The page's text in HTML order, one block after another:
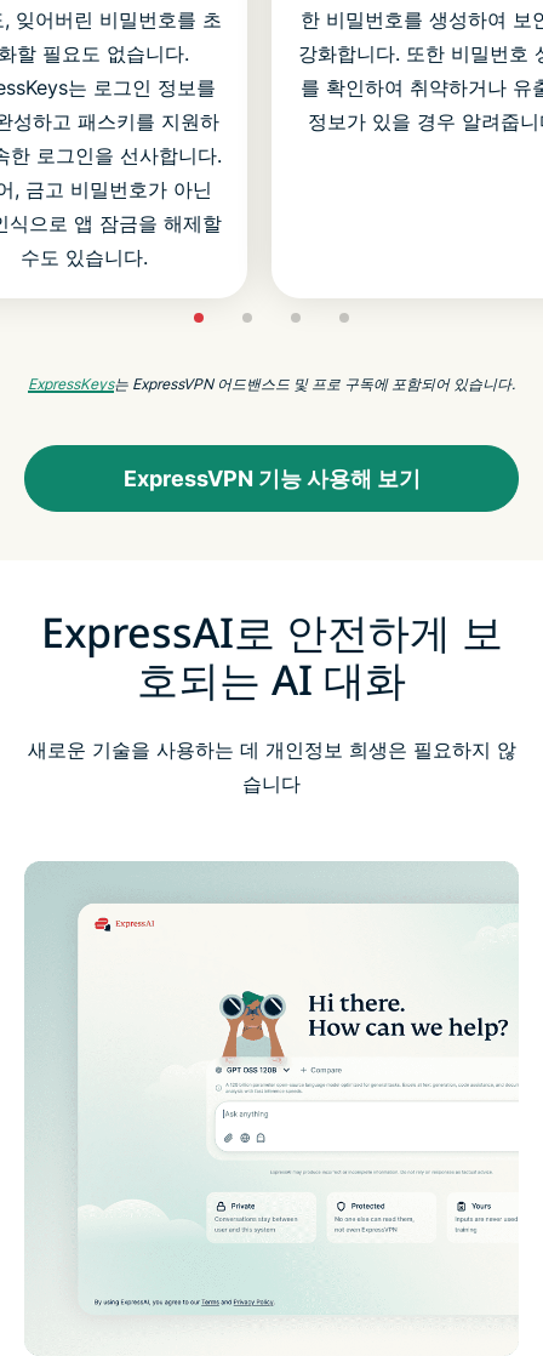
잊어버린 비밀번호를 초
할 필요도 없습니다.
는 로그인 정보를
성하고 패스키를 지원하
한 로그인을 선사합니다.
, 금고 비밀번호가 아닌
식으로 앱 잠금을 해제할
수도 있습니다.
한 비밀번호를 생성하여 보
강화합니다. 또한 비밀번호
를 확인하여 취약하거나 유
정보가 있을 경우 알려줍니
ExpressKeys는 ExpressVPN 어드밴스드 및 프로 구독에 포함되어 있습니다.
ExpressVPN 기능 사용해 보기
ExpressAI로 안전하게 보
호되는 AI 대화
새로운 기술을 사용하는 데 개인정보 희생은 필요하지 않
습니다